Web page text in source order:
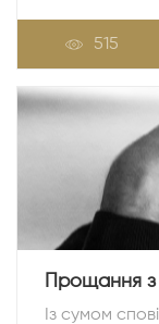
515
Прощання
Із сумом